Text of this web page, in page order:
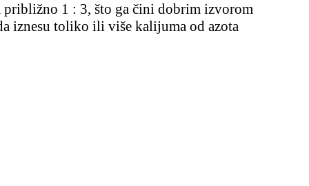
1 : 3, što ga čini dobrim izvorom
iznesu toliko ili više kalijuma od azota